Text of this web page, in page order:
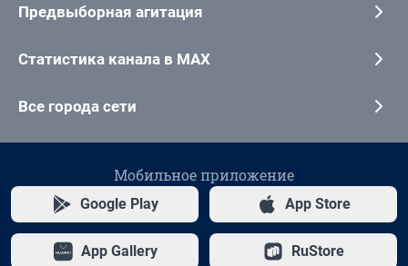
Предвыборная агитация
Статистика канала в MAX
Все города сети
Мобильное приложение
Google Play App Store
App Gallery RuStore